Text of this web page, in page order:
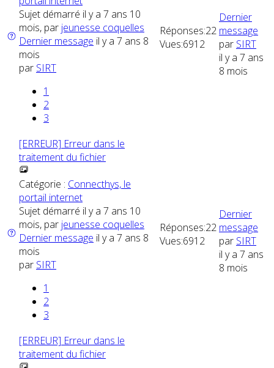
Sujet démarré il y a 7 ans 10
mois, par jeunesse coquelles
Dernier message il y a 7 ans 8
mois
par SIRT
1
2
3
Réponses:22
Vues:6912
Dernier
message
par SIRT
il y a 7 ans
8 mois
[ERREUR] Erreur dans le
traitement du fichier
Catégorie : Connecthys, le
portail internet
Sujet démarré il y a 7 ans 10
mois, par jeunesse coquelles
Dernier message il y a 7 ans 8
mois
par SIRT
1
2
3
Réponses:22
Vues:6912
Dernier
message
par SIRT
il y a 7 ans
8 mois
[ERREUR] Erreur dans le
traitement du fichier